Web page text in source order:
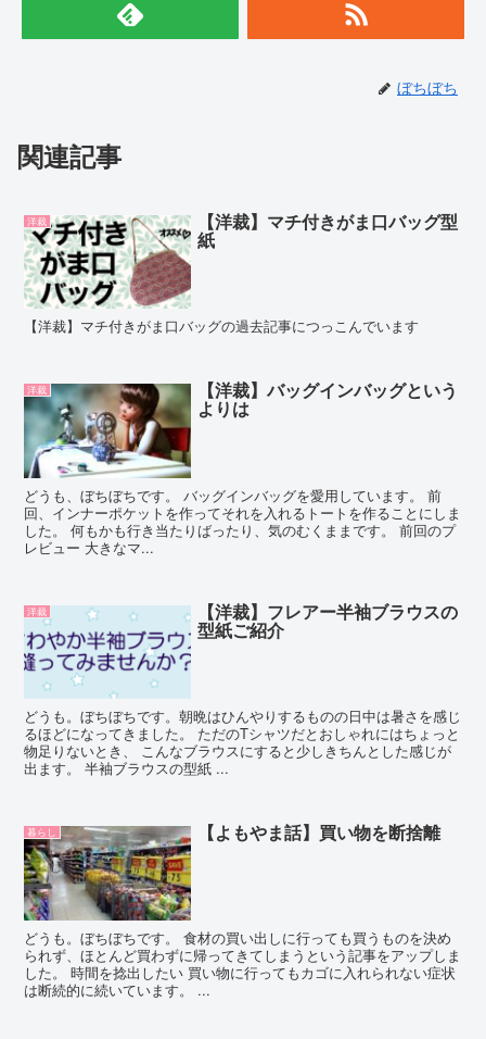
ぼちぼち
関連記事
洋裁 【洋裁】マチ付きがま口バッグ型
紙
【洋裁】マチ付きがま口バッグの過去記事につっこんでいます
洋裁 【洋裁】バッグインバッグという
よりは
どうも、ぼちぼちです。 バッグインバッグを愛用しています。 前
回、インナーポケットを作ってそれを入れるトートを作ることにしま
した。 何もかも行き当たりばったり、気のむくままです。 前回のプ
レビュー 大きなマ...
洋裁 【洋裁】フレアー半袖ブラウスの
型紙ご紹介
どうも。ぼちぼちです。朝晩はひんやりするものの日中は暑さを感じ
るほどになってきました。 ただのTシャツだとおしゃれにはちょっと
物足りないとき、 こんなブラウスにすると少しきちんとした感じが
出ます。 半袖ブラウスの型紙 ...
暮らし 【よもやま話】買い物を断捨離
どうも。ぼちぼちです。 食材の買い出しに行っても買うものを決め
られず、ほとんど買わずに帰ってきてしまうという記事をアップしま
した。 時間を捻出したい 買い物に行ってもカゴに入れられない症状
は断続的に続いています。 ...